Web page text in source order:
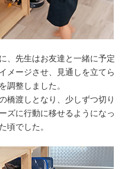
、先生はお友達と一緒に予定
メージさせ、見通しを立てら
調整しました。
橋渡しとなり、少しずつ切り
ズに行動に移せるようになっ
頃でした。